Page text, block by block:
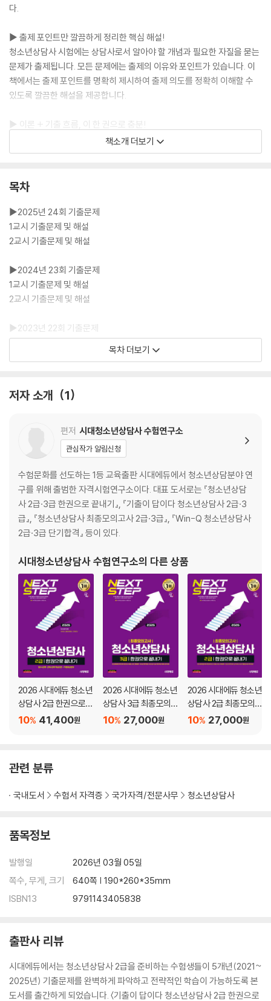
다.
▶ 출제 포인트만 깔끔하게 정리한 핵심 해설!
청소년상담사 시험에는 상담사로서 알아야 할 개념과 필요한 자질을 묻는
문제가 출제됩니다. 모든 문제에는 출제의 이유와 포인트가 있습니다. 이
책에서는 출제 포인트를 명확히 제시하여 출제 의도를 정확히 이해할 수
있도록 깔끔한 해설을 제공합니다.
▶ 이론 + 기출 흐름, 이 한 권으로 충분!
기출문제집 한 권으로 청소년상담사 2급 이론까지 함께 학습할 수 있도록
꼭 필요한 이론을 해설에 수록하였습니다. 이 책 한 권으로 이론과 기출 흐
책소개 더보기
목차
▶2025년 24회 기출문제
1교시 기출문제 및 해설
2교시 기출문제 및 해설
▶2024년 23회 기출문제
1교시 기출문제 및 해설
2교시 기출문제 및 해설
▶2023년 22회 기출문제
1교시 기출문제 및 해설
1교시 기출문제 및 해설
▶2021년 20회 기출문제
1교시 기출문제 및 해설
2교시 기출문제 및 해설
목차 더보기
저자 소개 1
편저 시대청소년상담사 수험연구소
관심작가 알림신청
수험문화를 선도하는 1등 교육출판 시대에듀에서 청소년상담분야 연
구를 위해 출범한 자격시험연구소이다. 대표 도서로는 『청소년상담
사 2급·3급 한권으로 끝내기』, 『기출이 답이다 청소년상담사 2급·3
급』, 『청소년상담사 최종모의고사 2급·3급』, 『Win-Q 청소년상담사
2급·3급 단기합격』 등이 있다.
시대청소년상담사 수험연구소의 다른 상품
2026 시대에듀 청소년
상담사 2급 한권으로
끝내기41,400원
10%
2026 시대에듀 청소년
상담사 3급 최종모의고
사 한권으로 끝내기
27,000원
10%
2026 시대에듀 청소년
상담사 2급 최종모의고
사 한권으로 끝내기
27,000원
10%
관련 분류
국내도서 수험서 자격증 국가자격/전문사무 청소년상담사
품목정보
발행일
2026년 03월 05일
쪽수, 무게, 크기
640쪽 | 190*260*35mm
ISBN13
9791143405838
출판사 리뷰
시대에듀에서는 청소년상담사 2급을 준비하는 수험생들이 5개년(2021~
2025년) 기출문제를 완벽하게 파악하고 전략적인 학습이 가능하도록 본
도서를 출간하게 되었습니다. 〈기출이 답이다 청소년상담사 2급 한권으로